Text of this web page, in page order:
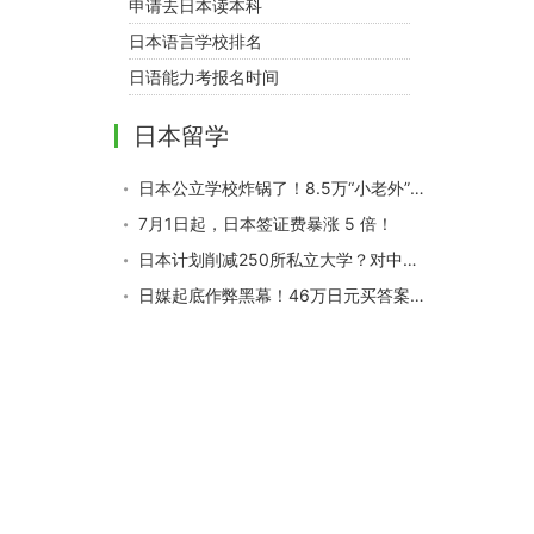
申请去日本读本科
日本语言学校排名
日语能力考报名时间
日本留学
日本公立学校炸锅了！8.5万“小老外”急需日语救命，你家中招了吗
7月1日起，日本签证费暴涨 5 倍！
日本计划削减250所私立大学？对中国学生影响是？
日媒起底作弊黑幕！46万日元买答案，靠耳机手表“保过”N1？